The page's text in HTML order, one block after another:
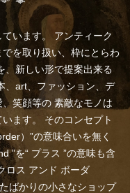
います。
アンティーク
を取り扱い、枠にとらわ
、新しい形で提案出来る
、art、ファッション、デ
、笑顔等の 素敵なモノは
ます。
そのコンセプト
）”の意味合いを無く
”を“ プラス ”の意味も含
ロス アンド ボーダ
ばかりの小さなショップ